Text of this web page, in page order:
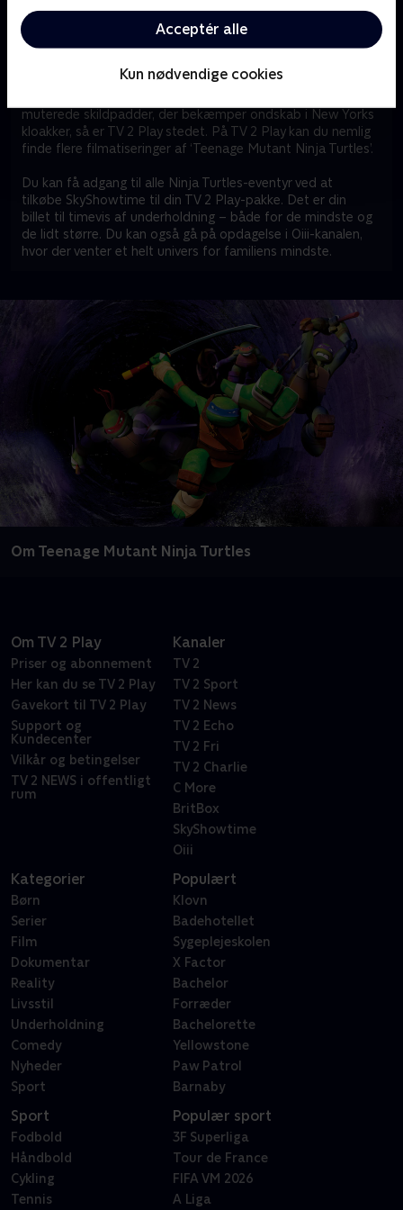
Acceptér alle
Kun nødvendige cookies
verden – som Universal Pictures, Paramount Pictures,
Nickelodeon og DreamWorks.
muterede skildpadder, der bekæmper ondskab i New Yorks
kloakker, så er TV 2 Play stedet. På TV 2 Play kan du nemlig
finde flere filmatiseringer af ‘Teenage Mutant Ninja Turtles’.
Du kan få adgang til alle Ninja Turtles-eventyr ved at
tilkøbe SkyShowtime til din TV 2 Play-pakke. Det er din
billet til timevis af underholdning – både for de mindste og
de lidt større. Du kan også gå på opdagelse i Oiii-kanalen,
hvor der venter et helt univers for familiens mindste.
Om Teenage Mutant Ninja Turtles
Om TV 2 Play
Priser og abonnement
Her kan du se TV 2 Play
Gavekort til TV 2 Play
Support og
Kundecenter
Vilkår og betingelser
TV 2 NEWS i offentligt
rum
Kanaler
TV 2
TV 2 Sport
TV 2 News
TV 2 Echo
TV 2 Fri
TV 2 Charlie
C More
BritBox
SkyShowtime
Oiii
Kategorier
Børn
Serier
Film
Dokumentar
Reality
Livsstil
Underholdning
Comedy
Nyheder
Sport
Populært
Klovn
Badehotellet
Sygeplejeskolen
X Factor
Bachelor
Forræder
Bachelorette
Yellowstone
Paw Patrol
Barnaby
Sport
Fodbold
Håndbold
Cykling
Tennis
Populær sport
3F Superliga
Tour de France
FIFA VM 2026
A Liga